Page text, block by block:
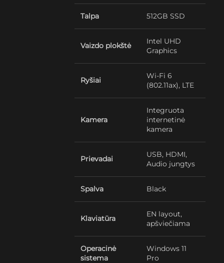
Talpa 512GB SSD
Vaizdo plokštė
Intel UHD
Graphics
Ryšiai
Wi-Fi 6
(802.11ax), LTE
Kamera
Integruota
internetinė
kamera
Prievadai
USB, HDMI,
Audio jungtys
Spalva Black
Klaviatūra
EN layout,
apšviečiama
Operacinė
sistema
Windows 11
Pro